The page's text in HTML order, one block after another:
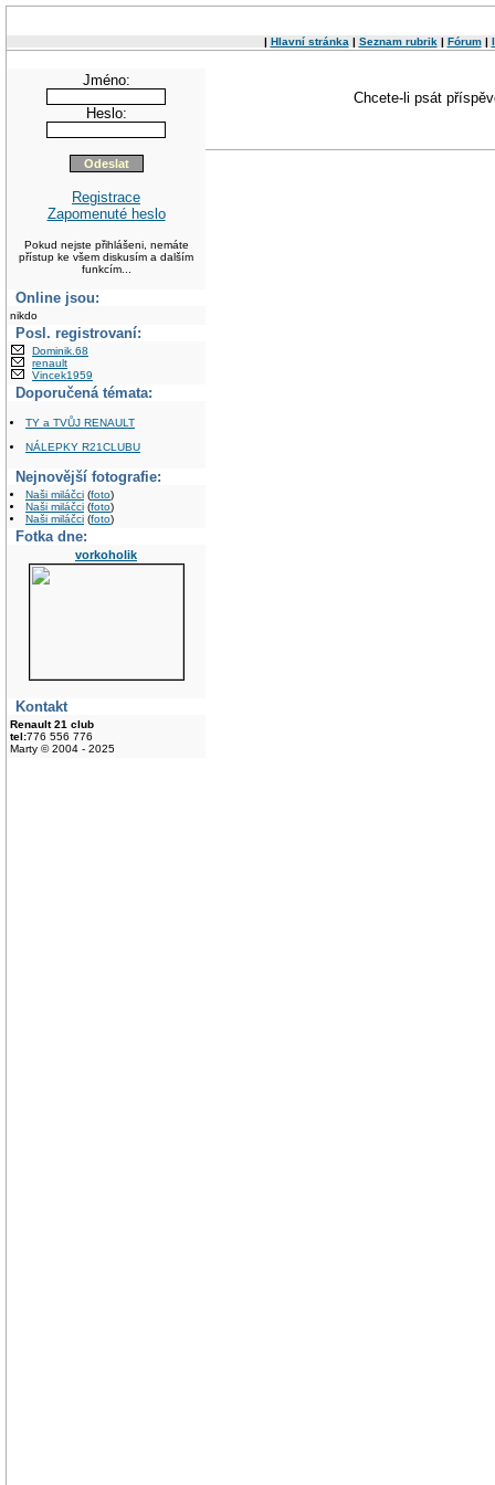
| Hlavní stránka | Seznam rubrik | Fórum|
Jméno:
Heslo:
Registrace
Zapomenuté heslo
Pokud nejste přihlášeni, nemáte
přístup ke všem diskusím a dalším
funkcím...
Online jsou:
nikdo
Posl. registrovaní:
Dominik.68
renault
Vincek1959
Doporučená témata:
TY a TVŮJ RENAULT
NÁLEPKY R21CLUBU
Nejnovější fotografie:
Naši miláčci (foto)
Naši miláčci (foto)
Naši miláčci (foto)
Fotka dne:
vorkoholik
Kontakt
Renault 21 club
tel:776 556 776
Marty © 2004 - 2025
Chcete-li psát